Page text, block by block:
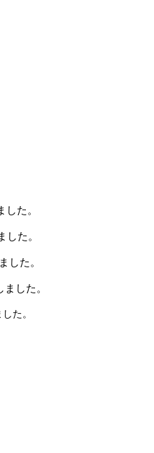
した。
した。
した。
した。
た。